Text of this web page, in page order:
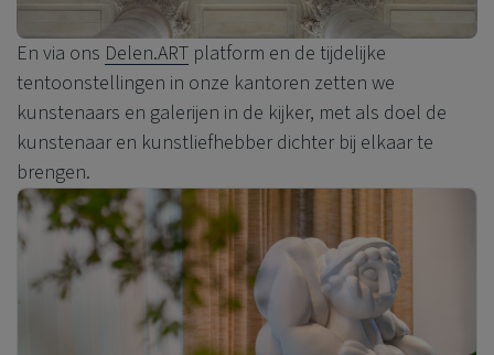
En via ons Delen.ART platform en de tijdelijke
tentoonstellingen in onze kantoren zetten we
kunstenaars en galerijen in de kijker, met als doel de
kunstenaar en kunstliefhebber dichter bij elkaar te
brengen.